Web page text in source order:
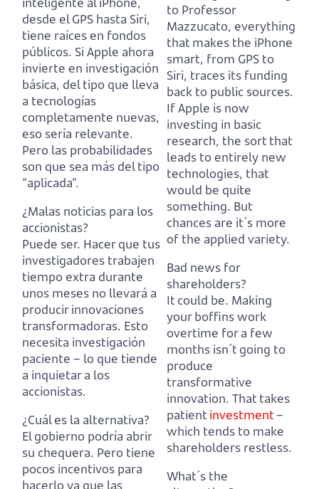
desde el GPS hasta Siri,
tiene raíces en fondos
públicos. Si Apple ahora
invierte en investigación
básica, del tipo que lleva
a tecnologías
completamente nuevas,
eso sería relevante.
Pero las probabilidades
son que sea más del tipo
“aplicada”.
¿Malas noticias para los
accionistas?
Puede ser. Hacer que tus
investigadores trabajen
tiempo extra durante
unos meses no llevará a
producir innovaciones
transformadoras. Esto
necesita investigación
paciente – lo que tiende
a inquietar a los
accionistas.
¿Cuál es la alternativa?
El gobierno podría abrir
su chequera. Pero tiene
pocos incentivos para
hacerlo ya que las
to Professor
Mazzucato, everything
that makes the iPhone
smart, from GPS to
Siri, traces its funding
back to public sources.
If Apple is now
investing in basic
research, the sort that
leads to entirely new
technologies, that
would be quite
something. But
chances are it´s more
of the applied variety.
Bad news for
shareholders?
It could be. Making
your boffins work
overtime for a few
months isn´t going to
produce
transformative
innovation. That takes
patient investment –
which tends to make
shareholders restless.
What´s the